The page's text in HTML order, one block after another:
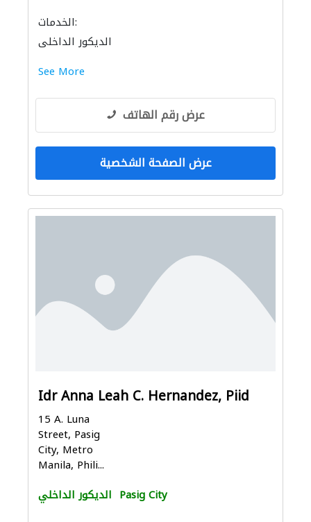
الخدمات:
الديكور الداخلي
See More
عرض رقم الهاتف
عرض الصفحة الشخصية
Idr Anna Leah C. Hernandez, Piid
15 A. Luna
Street, Pasig
City, Metro
Manila, Phili...
الديكور الداخلي Pasig City